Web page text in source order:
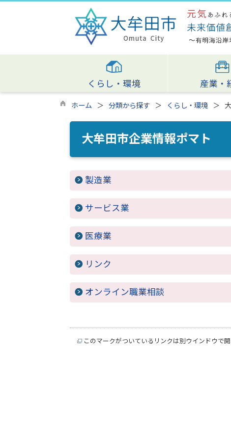
くらし・環境 産業・
ホーム 分類から探す くらし・環境
大牟田市企業情報ポマト
製造業
サービス業
医療業
リンク
オンライン職業相談
このマークがついているリンクは別ウインドウで